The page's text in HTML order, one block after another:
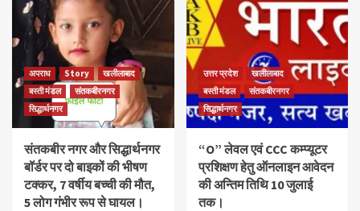
अपराध Story
खलीलाबाद
बस्ती मंडल
संतकबीरनगर
सिद्धार्थनगर
संतकबीर नगर और सिद्धार्थनगर
बॉर्डर पर दो बाइकों की भीषण
टक्कर, 7 वर्षीय बच्ची की मौत,
5 लोग गंभीर रूप से घायल।
उत्तर प्रदेश
खलीलाबाद
बस्ती मंडल
संतकबीरनगर
सिद्धार्थनगर
“O” लेवल एवं CCC कम्प्यूटर
प्रशिक्षण हेतु ऑनलाइन आवेदन
की अन्तिम तिथि 10 जुलाई
तक।